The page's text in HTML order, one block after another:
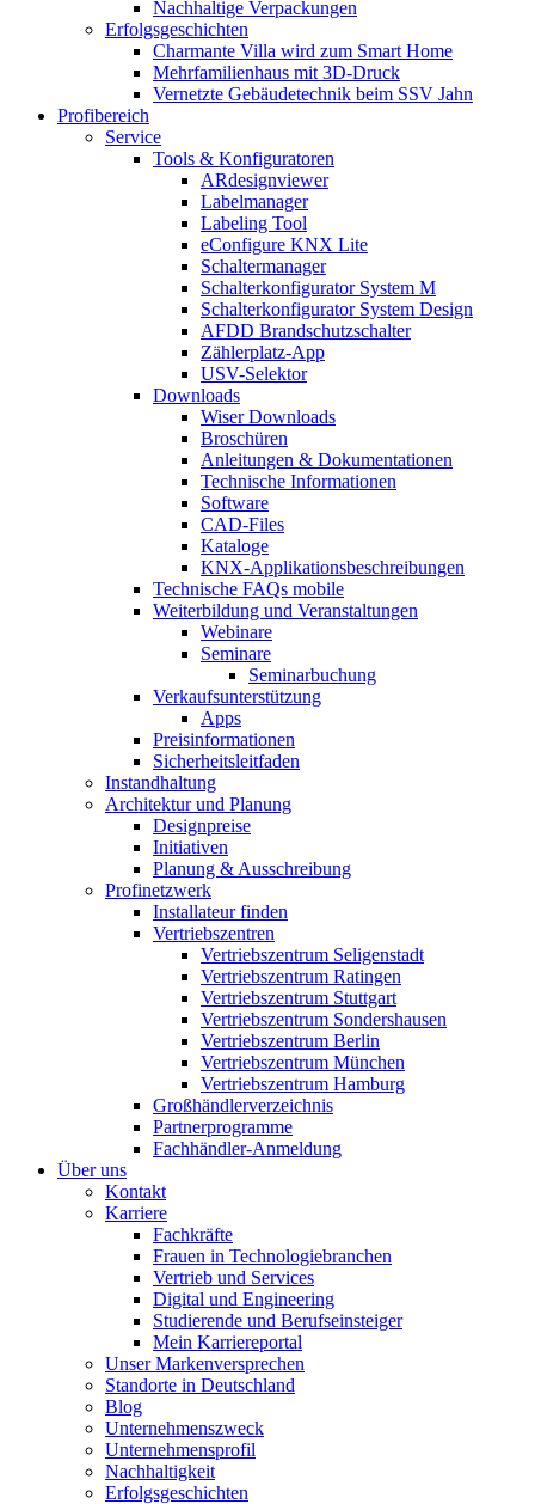
Nachhaltige Verpackungen
Erfolgsgeschichten
Charmante Villa wird zum Smart Home
Mehrfamilienhaus mit 3D-Druck
Vernetzte Gebäudetechnik beim SSV Jahn
Profibereich
Service
Tools & Konfiguratoren
ARdesignviewer
Labelmanager
Labeling Tool
eConfigure KNX Lite
Schaltermanager
Schalterkonfigurator System M
Schalterkonfigurator System Design
AFDD Brandschutzschalter
Zählerplatz-App
USV-Selektor
Downloads
Wiser Downloads
Broschüren
Anleitungen & Dokumentationen
Technische Informationen
Software
CAD-Files
Kataloge
KNX-Applikationsbeschreibungen
Technische FAQs mobile
Weiterbildung und Veranstaltungen
Webinare
Seminare
Seminarbuchung
Verkaufsunterstützung
Apps
Preisinformationen
Sicherheitsleitfaden
Instandhaltung
Architektur und Planung
Designpreise
Initiativen
Planung & Ausschreibung
Profinetzwerk
Installateur finden
Vertriebszentren
Vertriebszentrum Seligenstadt
Vertriebszentrum Ratingen
Vertriebszentrum Stuttgart
Vertriebszentrum Sondershausen
Vertriebszentrum Berlin
Vertriebszentrum München
Vertriebszentrum Hamburg
Großhändlerverzeichnis
Partnerprogramme
Fachhändler-Anmeldung
Über uns
Kontakt
Karriere
Fachkräfte
Frauen in Technologiebranchen
Vertrieb und Services
Digital und Engineering
Studierende und Berufseinsteiger
Mein Karriereportal
Unser Markenversprechen
Standorte in Deutschland
Blog
Unternehmenszweck
Unternehmensprofil
Nachhaltigkeit
Erfolgsgeschichten